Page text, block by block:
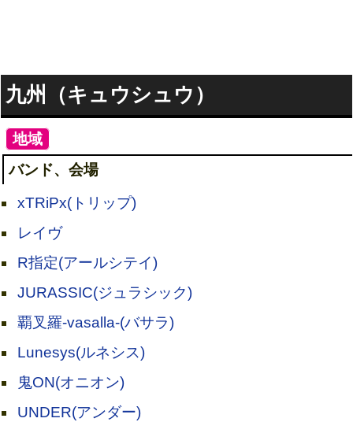
九州（キュウシュウ）
[地域
バンド、会場
xTRiPx(トリップ)
レイヴ
R指定(アールシテイ)
JURASSIC(ジュラシック)
覇叉羅-vasalla-(バサラ)
Lunesys(ルネシス)
鬼ON(オニオン)
UNDER(アンダー)